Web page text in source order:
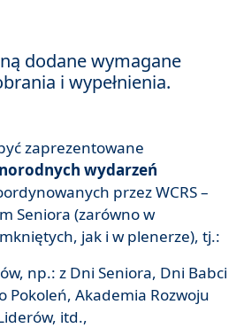
dodane wymagane
i wypełnienia.
zaprezentowane
wydarzeń
przez WCRS –
Seniora (zarówno w
jak i w plenerze), tj.:
np.: z Dni Seniora, Dni Babci
Pokoleń, Akademia Rozwoju
itd.,